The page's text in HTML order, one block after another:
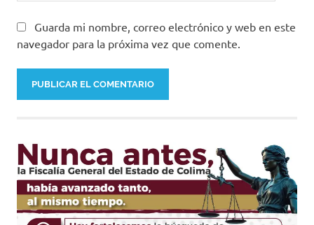
Guarda mi nombre, correo electrónico y web en este
navegador para la próxima vez que comente.